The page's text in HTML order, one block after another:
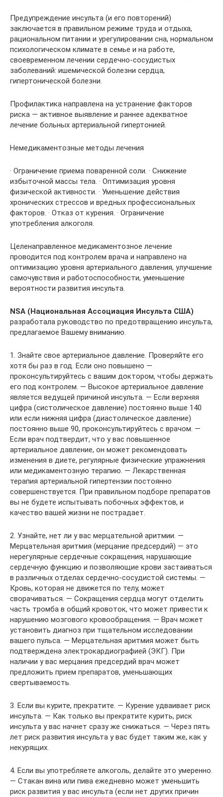
Предупреждение инсульта (и его повторений)
заключается в правильном режиме труда и отдыха,
рациональном питании и урегулировании сна, нормальном
психологическом климате в семье и на работе,
своевременном лечении сердечно-сосудистых
заболеваний: ишемической болезни сердца,
гипертонической болезни.
Профилактика направлена на устранение факторов
риска — активное выявление и раннее адекватное
лечение больных артериальной гипертонией.
Немедикаментозные методы лечения
· Ограничение приема поваренной соли. · Снижение
избыточной массы тела. · Оптимизация уровня
физической активности. · Уменьшение действия
хронических стрессов и вредных профессиональных
факторов. · Отказ от курения. · Ограничение
употребления алкоголя.
Целенаправленное медикаментозное лечение
проводится под контролем врача и направлено на
оптимизацию уровня артериального давления, улучшение
самочувствия и работоспособности, уменьшение
вероятности развития инсульта.
NSA (Национальная Ассоциация Инсульта США)
разработала руководство по предотвращению инсульта,
предлагаемое Вашему вниманию.
1. Знайте свое артериальное давление. Проверяйте его
хотя бы раз в год. Если оно повышено —
проконсультируйтесь с вашим доктором, чтобы держать
его под контролем. — Высокое артериальное давление
является ведущей причиной инсульта. — Если верхняя
цифра (систолическое давление) постоянно выше 140
или если нижняя цифра (диастолическое давление)
постоянно выше 90, проконсультируйтесь с врачом. —
Если врач подтвердит, что у вас повышенное
артериальное давление, он может рекомендовать
изменения в диете, регулярные физические упражнения
или медикаментозную терапию. — Лекарственная
терапия артериальной гипертензии постоянно
совершенствуется. При правильном подборе препаратов
вы не будете испытывать побочных эффектов, и
качество вашей жизни не пострадает.
2. Узнайте, нет ли у вас мерцательной аритмии. —
Мерцательная аритмия (мерцание предсердий) — это
нерегулярные сердечные сокращения, нарушающие
сердечную функцию и позволяющие крови застаиваться
в различных отделах сердечно-сосудистой системы. —
Кровь, которая не движется по телу, может
сворачиваться. — Сокращения сердца могут отделить
часть тромба в общий кровоток, что может привести к
нарушению мозгового кровообращения. — Врач может
установить диагноз при тщательном исследовании
вашего пульса. — Мерцательная аритмия может быть
подтверждена электрокардиографией (ЭКГ). При
наличии у вас мерцания предсердий врач может
предложить прием препаратов, уменьшающих
свертываемость.
3. Если вы курите, прекратите. — Курение удваивает риск
инсульта. — Как только вы прекратите курить, риск
инсульта у вас начнет сразу же снижаться. — Через пять
лет риск развития инсульта у вас будет таким же, как у
некурящих.
4. Если вы употребляете алкоголь, делайте это умеренно.
— Стакан вина или пива ежедневно может уменьшить
риск развития у вас инсульта (если нет других причин